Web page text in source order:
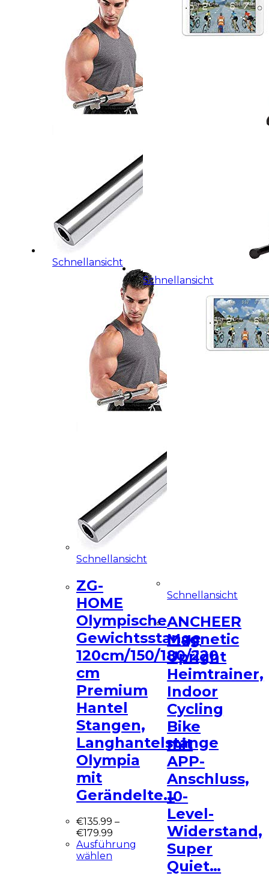
Schnellansicht
Schnellansicht
ZG-
HOME
Olympische
Gewichtsstange
120cm/150/180/220
cm
Premium
Hantel
Stangen,
Langhantelstange
Olympia
mit
Gerändelte…
€135.99 –
€179.99
Ausführung
wählen
Schnellansicht
Schnellansicht
ANCHEER
Magnetic
Upright
Heimtrainer,
Indoor
Cycling
Bike
mit
APP-
Anschluss,
10-
Level-
Widerstand,
Super
Quiet…